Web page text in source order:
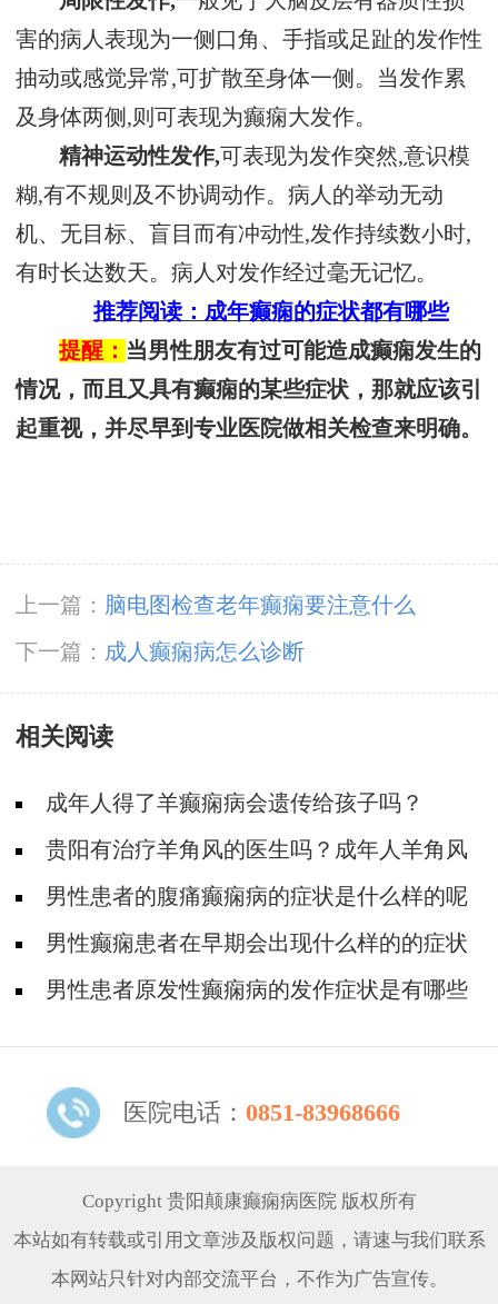
害的病人表现为一侧口角、手指或足趾的发作性
抽动或感觉异常,可扩散至身体一侧。当发作累
及身体两侧,则可表现为癫痫大发作。
精神运动性发作,可表现为发作突然,意识模
糊,有不规则及不协调动作。病人的举动无动
机、无目标、盲目而有冲动性,发作持续数小时,
有时长达数天。病人对发作经过毫无记忆。
推荐阅读：成年癫痫的症状都有哪些
提醒： 当男性朋友有过可能造成癫痫发生的
情况，而且又具有癫痫的某些症状，那就应该引
起重视，并尽早到专业医院做相关检查来明确。
上一篇： 脑电图检查老年癫痫要注意什么
下一篇： 成人癫痫病怎么诊断
相关阅读
成年人得了羊癫痫病会遗传给孩子吗？
贵阳有治疗羊角风的医生吗？成年人羊角风
如何预防?
男性患者的腹痛癫痫病的症状是什么样的呢
男性癫痫患者在早期会出现什么样的的症状
表现男性患者原发性癫痫病的发作症状是有哪些
医院电话： 0851-83968666
Copyright 贵阳颠康癫痫病医院 版权所有
本站如有转载或引用文章涉及版权问题，请速与我们联系
本网站只针对内部交流平台，不作为广告宣传。